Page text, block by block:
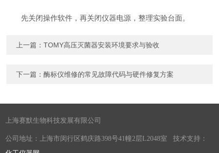
先关闭操作软件，再关闭仪器电源，整理实验台面。
上一篇：TOMY高压灭菌器安装环境要求与验收
下一篇：酶标仪维修的常见故障代码与硬件修复方案
上海赛默生物科技发展有限公司
公司地址：上海市闵行区鹤庆路398号41幢2层L2048室 技术支持：